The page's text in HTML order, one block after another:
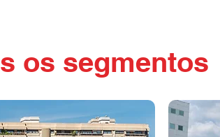
os segmentos